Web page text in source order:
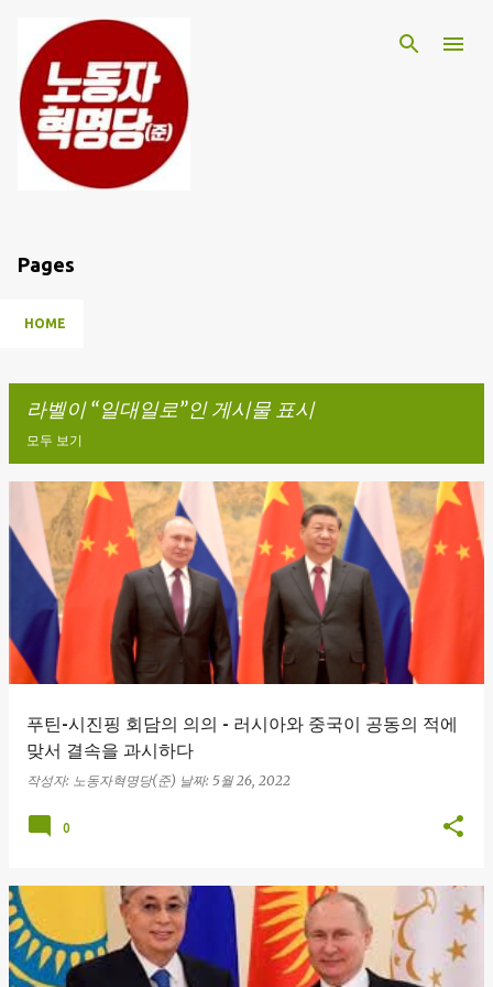
Pages
HOME
라벨이 일대일로 인 게시물 표시
모두 보기
글
푸틴-시진핑 회담의 의의 - 러시아와 중국이 공동의 적에
맞서 결속을 과시하다
작성자: 노동자혁명당(준) 날짜: 5월 26, 2022
0